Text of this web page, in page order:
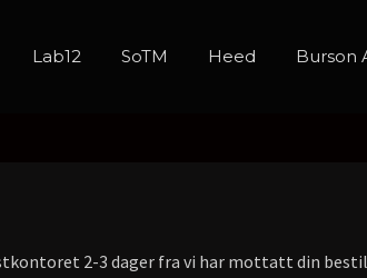
Lab12 SoTM Heed Burson
2-3 dager fra vi har mottatt din